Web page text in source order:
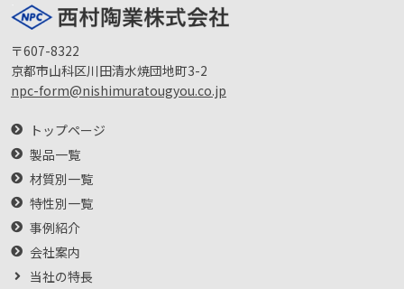
〒607-8322
京都市山科区川田清水焼団地町3-2
npc-form@nishimuratougyou.co.jp
トップページ
製品一覧
材質別一覧
特性別一覧
事例紹介
会社案内
当社の特長